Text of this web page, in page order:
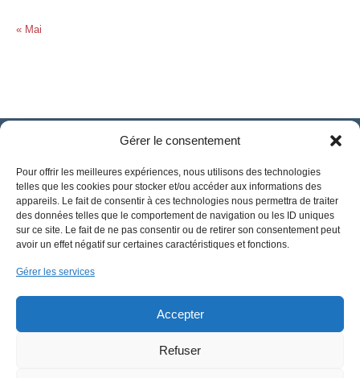
Gérer le consentement
Pour offrir les meilleures expériences, nous utilisons des technologies
telles que les cookies pour stocker et/ou accéder aux informations des
appareils. Le fait de consentir à ces technologies nous permettra de traiter
des données telles que le comportement de navigation ou les ID uniques
sur ce site. Le fait de ne pas consentir ou de retirer son consentement peut
avoir un effet négatif sur certaines caractéristiques et fonctions.
Gérer les services
Accepter
Refuser
« Mai